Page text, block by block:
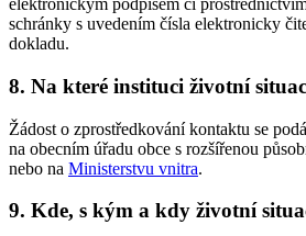
elektronickým podpisem či
schránky s uvedením čísla elektronicky
dokladu.
8. Na které instituci životní
Žádost o zprostředkování kontaktu se
na obecním úřadu obce s rozšířenou
nebo na Ministerstvu vnitra.
9. Kde, s kým a kdy životní